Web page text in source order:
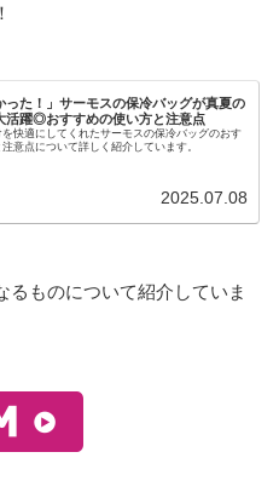
った！」サーモスの保冷バッグが真夏の
活躍◎おすすめの使い方と注意点
快適にしてくれたサーモスの保冷バッグのおす
意点について詳しく紹介しています。
2025.07.08
ものについて紹介していま